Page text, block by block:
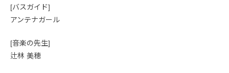
[バスガイド]
アンテナガール
[音楽の先生]
辻林 美穂